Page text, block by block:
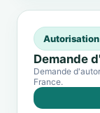
Demande
Demande
France.